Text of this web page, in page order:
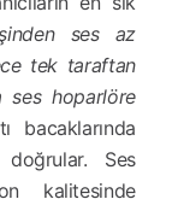
ses az
tek taraftan
ses hoparlöre
Ses
kalitesinde